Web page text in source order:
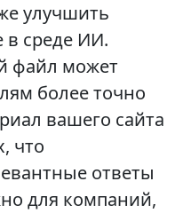
улучшить
в среде ИИ.
файл может
более точно
вашего сайта
что
ответы
для компаний,